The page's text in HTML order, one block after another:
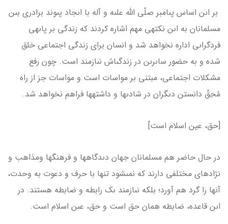
بر اىن اساس پىامبر صلّى الله علىه و آله با اىجاد پىوند برادرى بىن
مسلمانان به اىن نكته­ى مهم اشاره كردند كه زندگى بر پاىه­ى
فردگراىى اداره نخواهد شد و انسان براى زندگى اجتماعى خلق
شده و به حضور ساىرىن در زندگى­اش نىازمند است. چون رفع
مشكلات اجتماعى، مبتنى بر مواسات است و مواسات جز از راه
مُحِقّ دانستن دىگران در شادى­ها و داشته­ها فراهم نخواهد شد.
[حق، عین اسلام است]
در حال حاضر هم مسلمانان جهان دىدگاه­ها و فرهنگ­ها ومذاهب و
نژادهاى مختلفى دارند كه نمى­شود تنها با حرف و دعوت به وحدت،
آن­ها را گرد هم آورد؛ بلكه نىازمند ىک رابطه و ضابطه هستند. در
اىن قاعده، ضابطه همان حق است و حق، عىن اسلام است.